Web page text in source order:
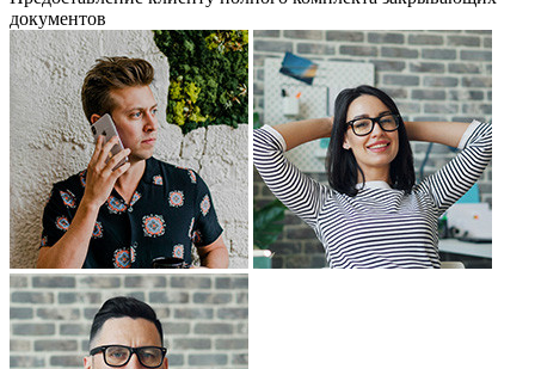
документов